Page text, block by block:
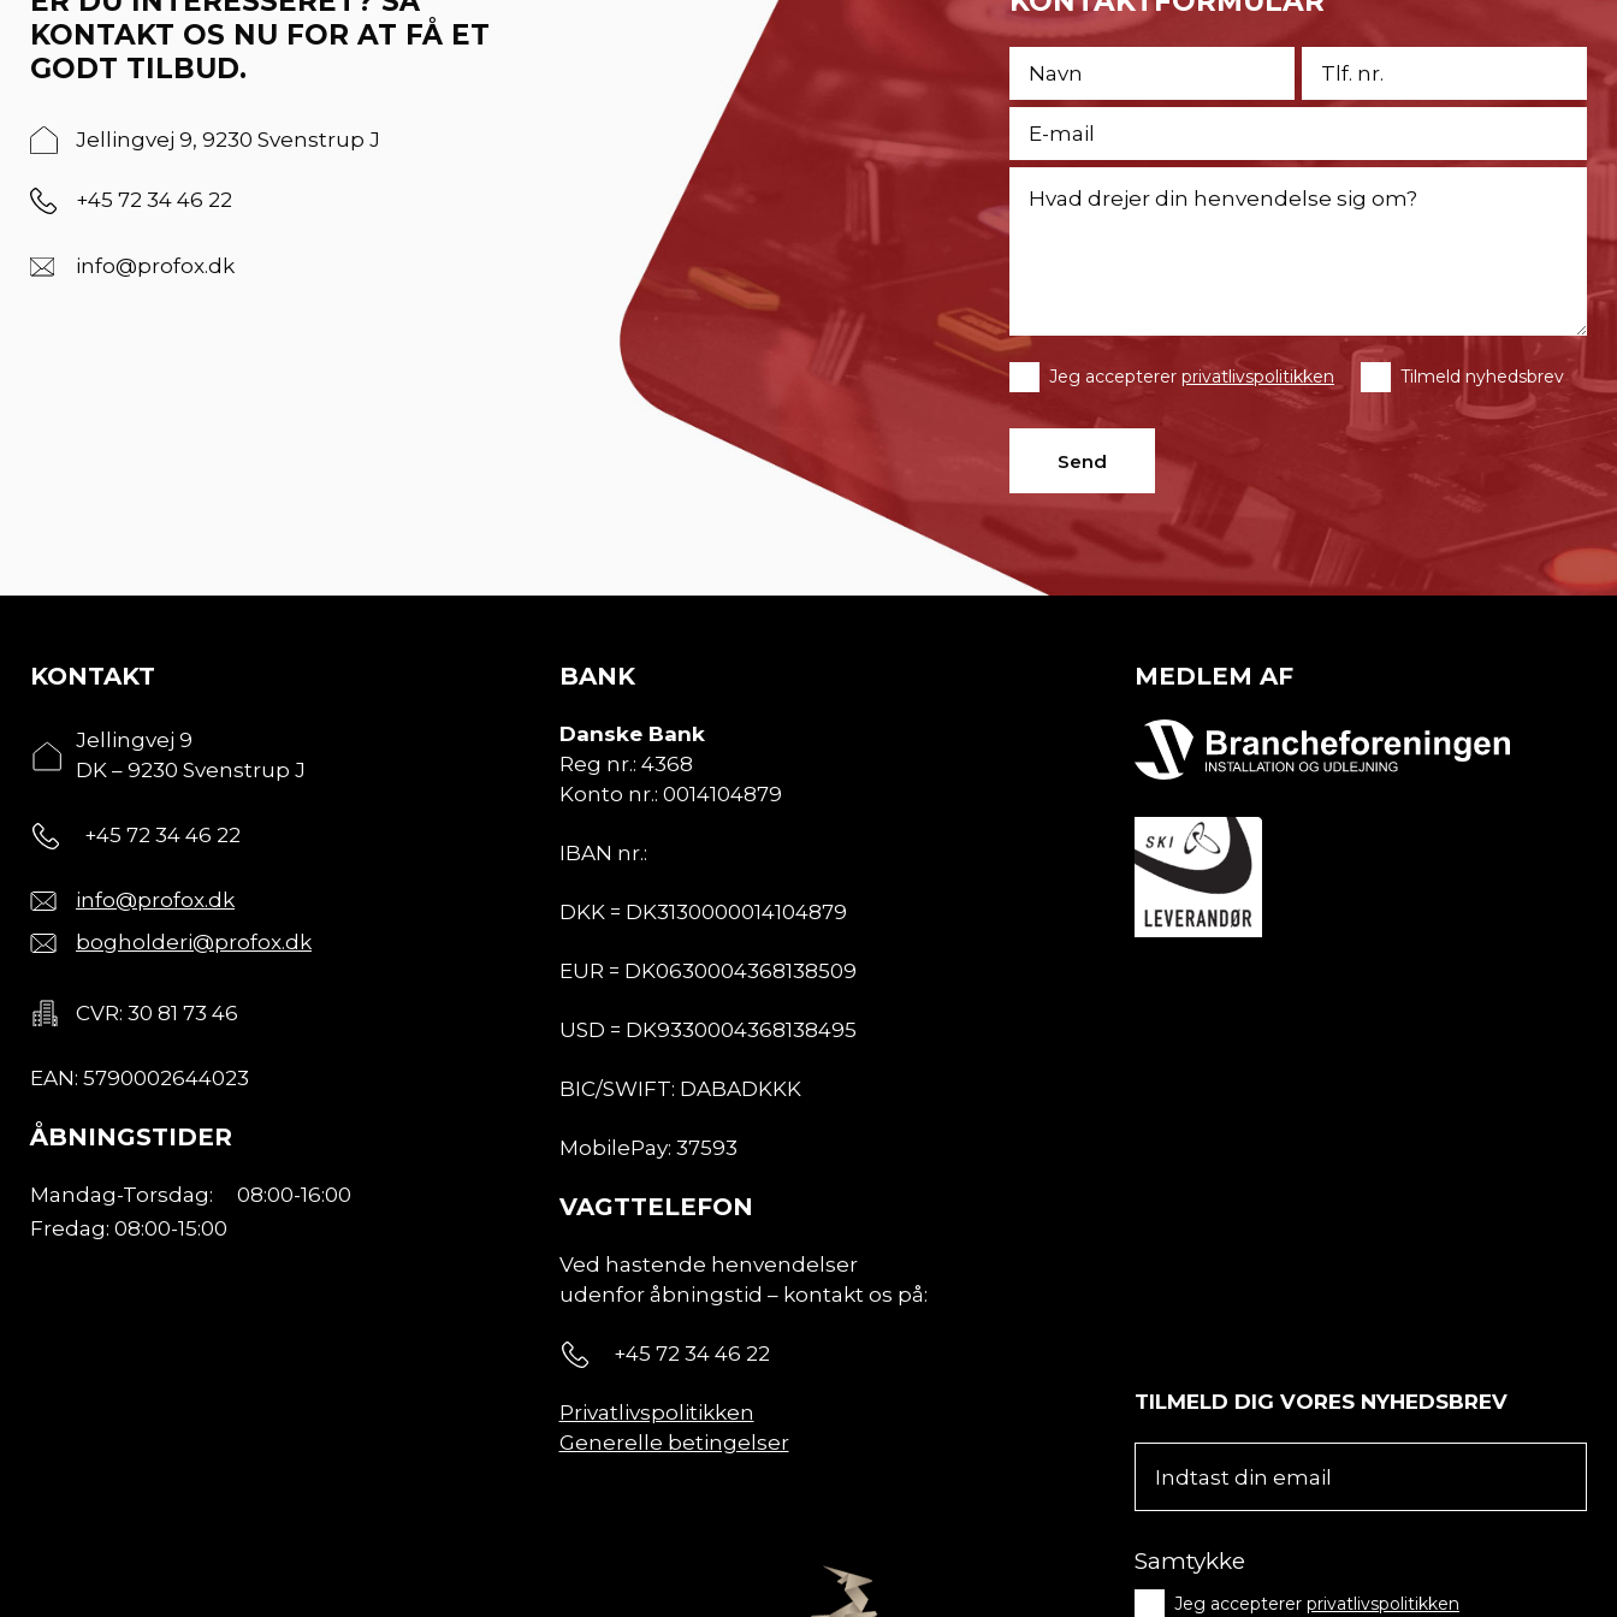
KONTAKT OS NU FOR AT FÅ ET
GODT TILBUD.
Jellingvej 9, 9230 Svenstrup J
+45 72 34 46 22
info@profox.dk
Jeg accepterer privatlivspolitikken Tilmeld nyhedsbrev
KONTAKT
Jellingvej 9
DK – 9230 Svenstrup J
+45 72 34 46 22
info@profox.dk
bogholderi@profox.dk
CVR: 30 81 73 46
EAN: 5790002644023
ÅBNINGSTIDER
Mandag-Torsdag:
08:00-16:00
Fredag: 08:00-15:00
BANK
Danske Bank
Reg nr.: 4368
Konto nr.: 0014104879
IBAN nr.:
DKK = DK3130000014104879
EUR = DK0630004368138509
USD = DK9330004368138495
BIC/SWIFT: DABADKKK
MobilePay: 37593
VAGTTELEFON
Ved hastende henvendelser
udenfor åbningstid – kontakt os på:
+45 72 34 46 22
Privatlivspolitikken
Generelle betingelser
MEDLEM AF
TILMELD DIG VORES NYHEDSBREV
Samtykke
Jeg accepterer privatlivspolitikken